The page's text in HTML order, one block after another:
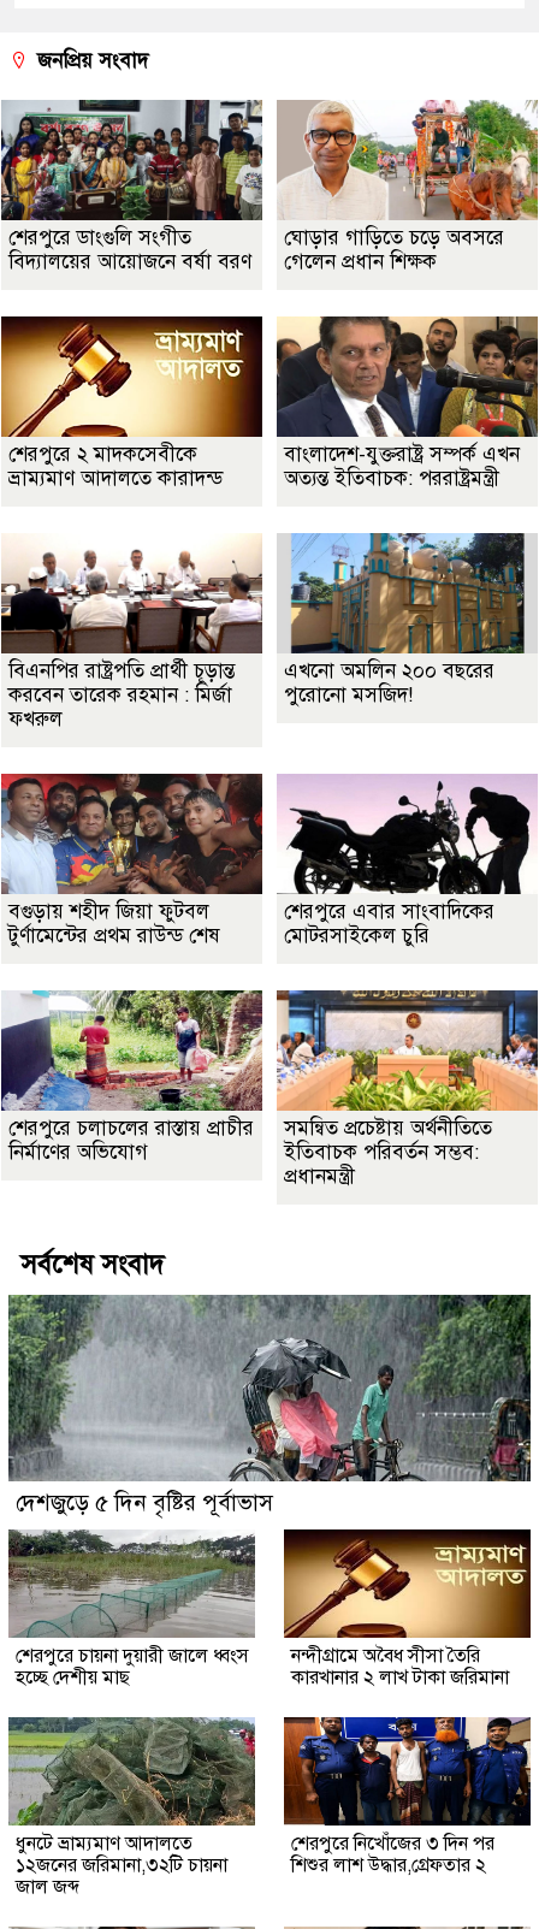
জনপ্রিয় সংবাদ
শেরপুরে ডাংগুলি সংগীত
বিদ্যালয়ের আয়োজনে বর্ষা বরণ
ঘোড়ার গাড়িতে চড়ে অবসরে
গেলেন প্রধান শিক্ষক
শেরপুরে ২ মাদকসেবীকে
ভ্রাম্যমাণ আদালতে কারাদন্ড
বাংলাদেশ-যুক্তরাষ্ট্র সম্পর্ক এখন
অত্যন্ত ইতিবাচক: পররাষ্ট্রমন্ত্রী
বিএনপির রাষ্ট্রপতি প্রার্থী চূড়ান্ত
করবেন তারেক রহমান : মির্জা
ফখরুল
এখনো অমলিন ২০০ বছরের
পুরোনো মসজিদ!
বগুড়ায় শহীদ জিয়া ফুটবল
টুর্ণামেন্টের প্রথম রাউন্ড শেষ
শেরপুরে এবার সাংবাদিকের
মোটরসাইকেল চুরি
শেরপুরে চলাচলের রাস্তায় প্রাচীর
নির্মাণের অভিযোগ
সমন্বিত প্রচেষ্টায় অর্থনীতিতে
ইতিবাচক পরিবর্তন সম্ভব:
প্রধানমন্ত্রী
সর্বশেষ সংবাদ
দেশজুড়ে ৫ দিন বৃষ্টির পূর্বাভাস
শেরপুরে চায়না দুয়ারী জালে ধ্বংস
হচ্ছে দেশীয় মাছ
নন্দীগ্রামে অবৈধ সীসা তৈরি
কারখানার ২ লাখ টাকা জরিমানা
ধুনটে ভ্রাম্যমাণ আদালতে
১২জনের জরিমানা,৩২টি চায়না
জাল জব্দ
শেরপুরে নিখোঁজের ৩ দিন পর
শিশুর লাশ উদ্ধার,গ্রেফতার ২